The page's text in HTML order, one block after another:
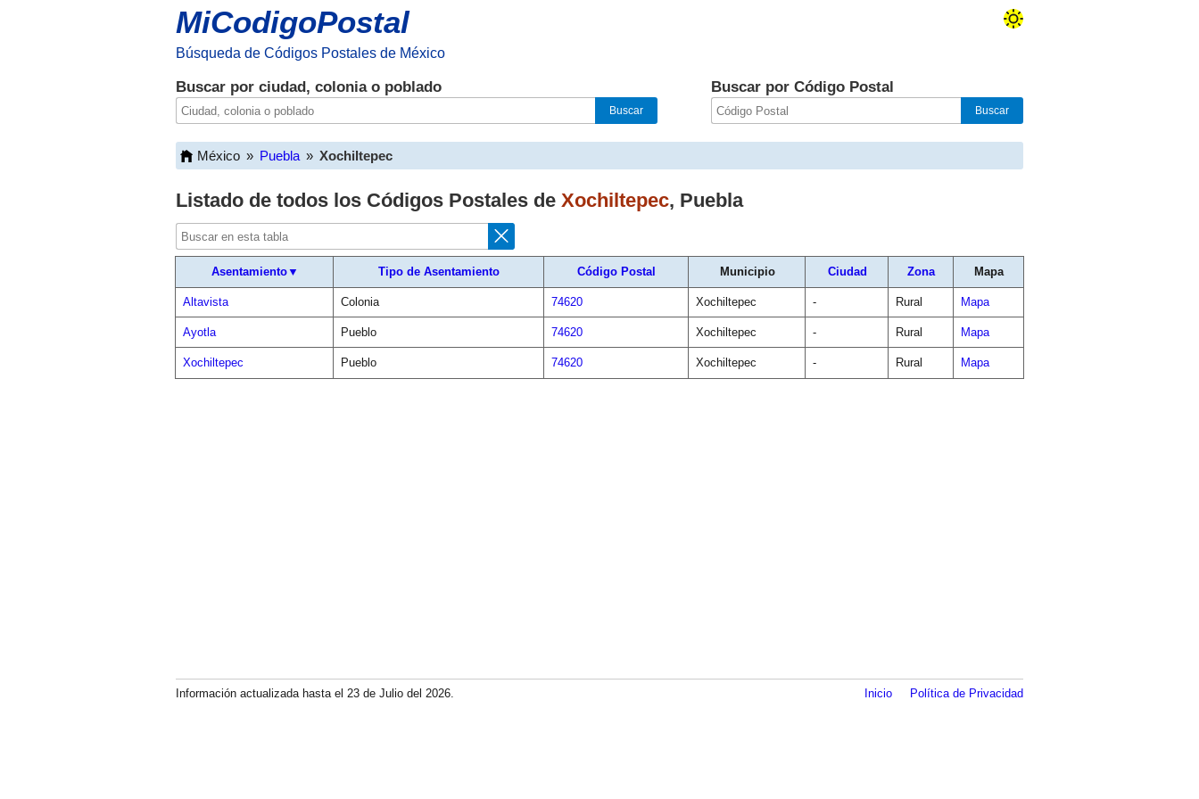
MiCodigoPostal
Búsqueda de Códigos Postales de México
Buscar por ciudad, colonia o poblado Buscar por Código Postal
México » Puebla » Xochiltepec
Listado de todos los Códigos Postales de Xochiltepec, Puebla
Asentamiento▼ Tipo de Asentamiento Código Postal Municipio Ciudad Zona Mapa
Altavista Colonia 74620 Xochiltepec - Rural Mapa
Ayotla Pueblo 74620 Xochiltepec - Rural Mapa
Xochiltepec Pueblo 74620 Xochiltepec - Rural Mapa
Información actualizada hasta el 23 de Julio del 2026. Inicio Política de Privacidad